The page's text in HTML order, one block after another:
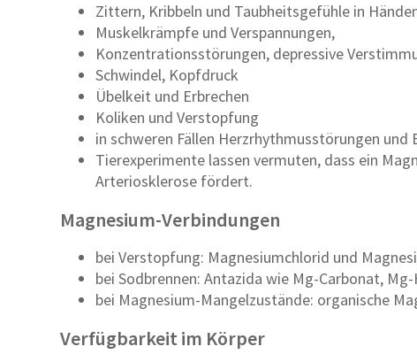
Zittern, Kribbeln und Taubheitsgefühle in
Muskelkrämpfe und Verspannungen,
Konzentrationsstörungen, depressive
Schwindel, Kopfdruck
Übelkeit und Erbrechen
Koliken und Verstopfung
in schweren Fällen Herzrhythmusstörungen
Tierexperimente lassen vermuten, dass ein
Arteriosklerose fördert.
Magnesium-Verbindungen
bei Verstopfung: Magnesiumchlorid und
bei Sodbrennen: Antazida wie Mg-Carbonat,
bei Magnesium-Mangelzustände: organische
Verfügbarkeit im Körper